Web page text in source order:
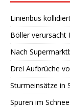
Linienbus
Böller verursacht
Nach
Drei Aufbrüche
Sturmeinsätze in
Spuren im